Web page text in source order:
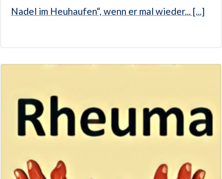
Nadel im Heuhaufen“, wenn er mal wieder... [...]